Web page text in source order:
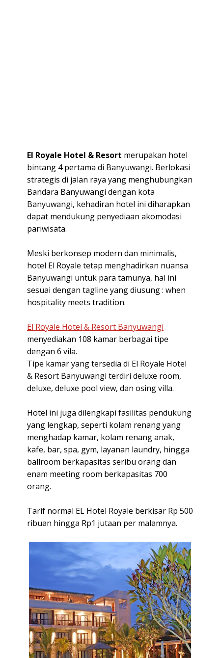
El Royale Hotel & Resort merupakan hotel
bintang 4 pertama di Banyuwangi. Berlokasi
strategis di jalan raya yang menghubungkan
Bandara Banyuwangi dengan kota
Banyuwangi, kehadiran hotel ini diharapkan
dapat mendukung penyediaan akomodasi
pariwisata.
Meski berkonsep modern dan minimalis,
hotel El Royale tetap menghadirkan nuansa
Banyuwangi untuk para tamunya, hal ini
sesuai dengan tagline yang diusung : when
hospitality meets tradition.
El Royale Hotel & Resort Banyuwangi
menyediakan 108 kamar berbagai tipe
dengan 6 vila.
Tipe kamar yang tersedia di El Royale Hotel
& Resort Banyuwangi terdiri deluxe room,
deluxe, deluxe pool view, dan osing villa.
Hotel ini juga dilengkapi fasilitas pendukung
yang lengkap, seperti kolam renang yang
menghadap kamar, kolam renang anak,
kafe, bar, spa, gym, layanan laundry, hingga
ballroom berkapasitas seribu orang dan
enam meeting room berkapasitas 700
orang.
Tarif normal EL Hotel Royale berkisar Rp 500
ribuan hingga Rp1 jutaan per malamnya.